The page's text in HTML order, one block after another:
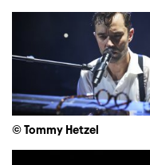
© Tommy Hetzel